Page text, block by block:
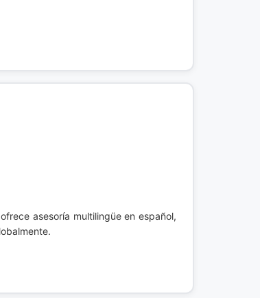
asesoría multilingüe en español,